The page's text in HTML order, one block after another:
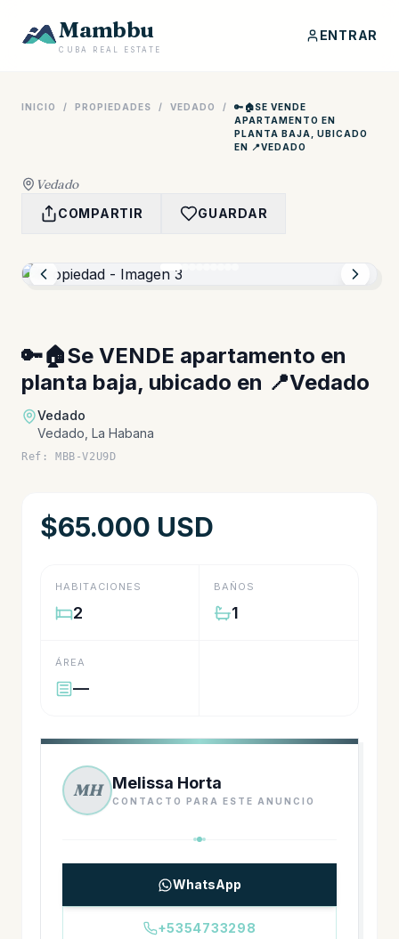
Mambbu
CUBA REAL ESTATE
ENTRAR
INICIO / PROPIEDADES / VEDADO /
🔑🏠SE VENDE
APARTAMENTO EN
PLANTA BAJA, UBICADO
EN 📍VEDADO
Vedado
COMPARTIR GUARDAR
🔑🏠Se VENDE apartamento en
planta baja, ubicado en 📍Vedado
Vedado
Vedado, La Habana
Ref: MBB-V2U9D
$65.000 USD
HABITACIONES
2
BAÑOS
1
ÁREA
—
MH Melissa Horta
CONTACTO PARA ESTE ANUNCIO
WhatsApp
+5354733298